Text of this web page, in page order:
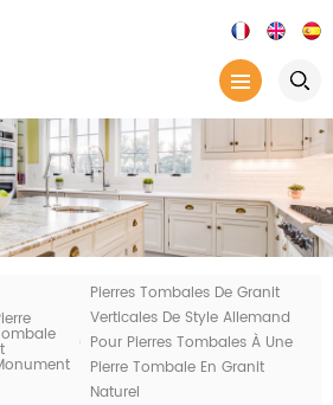
Pierres Tombales De Granit
Verticales De Style Allemand
Pour Pierres Tombales À Une
Pierre Tombale En Granit
Naturel